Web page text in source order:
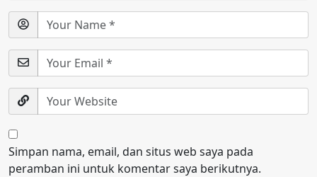
Simpan nama, email, dan situs web saya pada
peramban ini untuk komentar saya berikutnya.